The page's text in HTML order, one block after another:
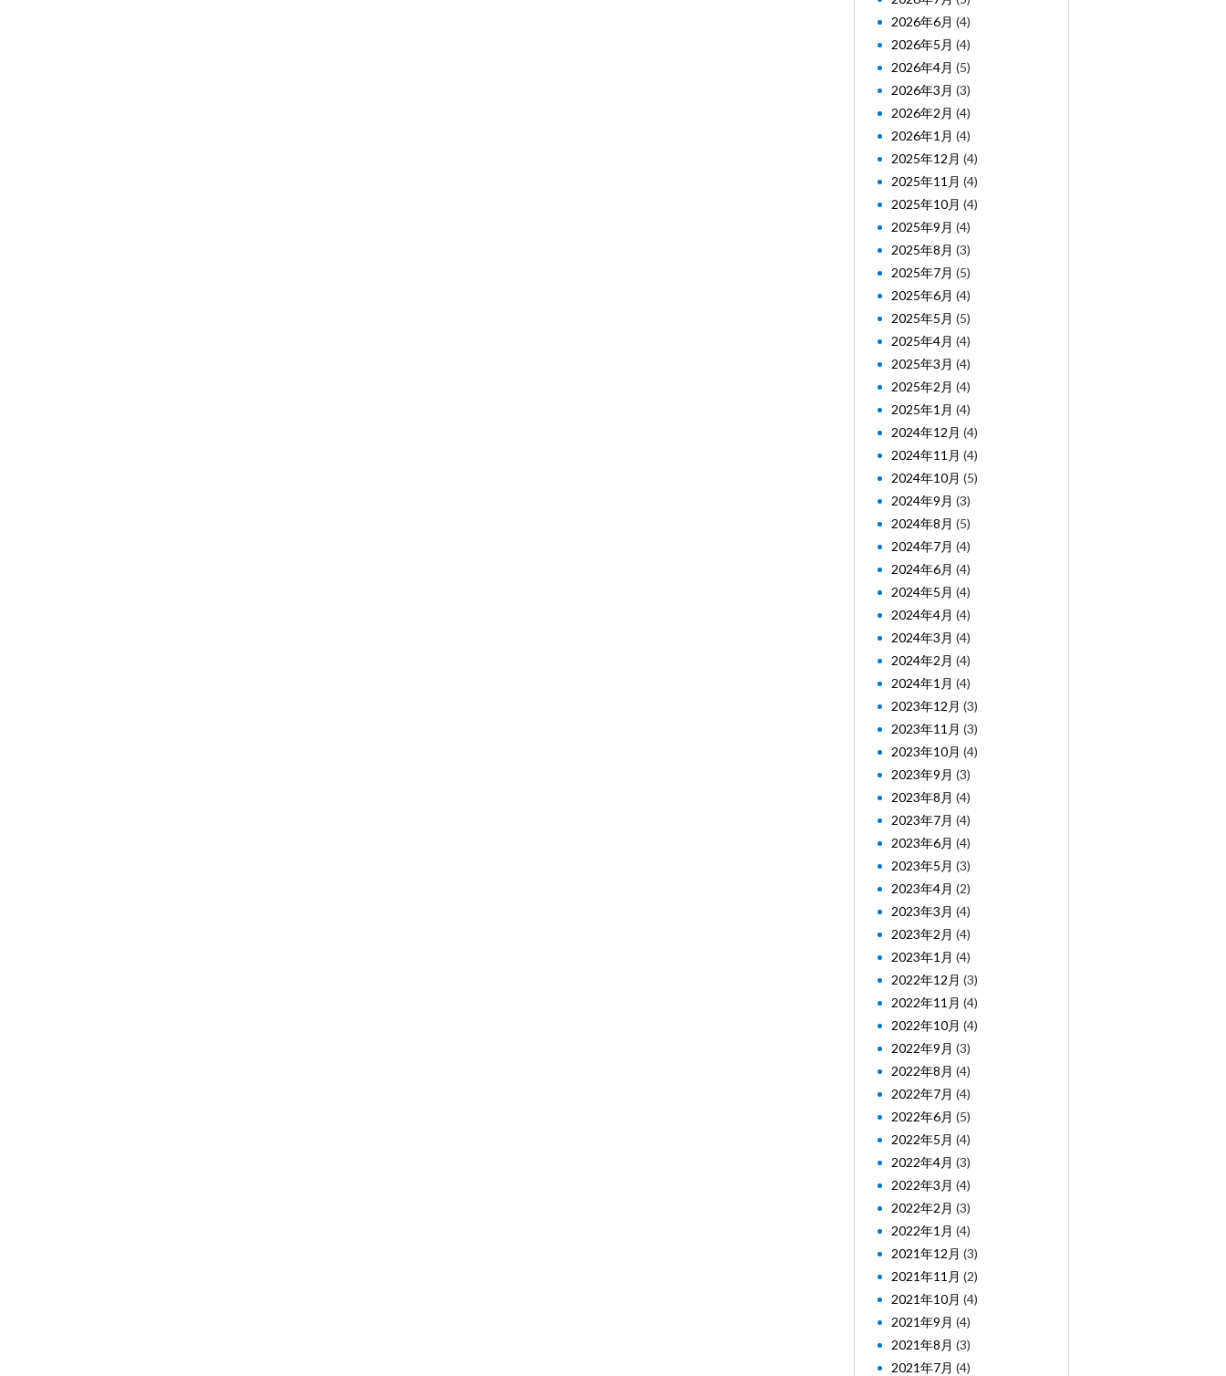
2026年6月 (4)
2026年5月 (4)
2026年4月 (5)
2026年3月 (3)
2026年2月 (4)
2026年1月 (4)
2025年12月 (4)
2025年11月 (4)
2025年10月 (4)
2025年9月 (4)
2025年8月 (3)
2025年7月 (5)
2025年6月 (4)
2025年5月 (5)
2025年4月 (4)
2025年3月 (4)
2025年2月 (4)
2025年1月 (4)
2024年12月 (4)
2024年11月 (4)
2024年10月 (5)
2024年9月 (3)
2024年8月 (5)
2024年7月 (4)
2024年6月 (4)
2024年5月 (4)
2024年4月 (4)
2024年3月 (4)
2024年2月 (4)
2024年1月 (4)
2023年12月 (3)
2023年11月 (3)
2023年10月 (4)
2023年9月 (3)
2023年8月 (4)
2023年7月 (4)
2023年6月 (4)
2023年5月 (3)
2023年4月 (2)
2023年3月 (4)
2023年2月 (4)
2023年1月 (4)
2022年12月 (3)
2022年11月 (4)
2022年10月 (4)
2022年9月 (3)
2022年8月 (4)
2022年7月 (4)
2022年6月 (5)
2022年5月 (4)
2022年4月 (3)
2022年3月 (4)
2022年2月 (3)
2022年1月 (4)
2021年12月 (3)
2021年11月 (2)
2021年10月 (4)
2021年9月 (4)
2021年8月 (3)
2021年7月 (4)